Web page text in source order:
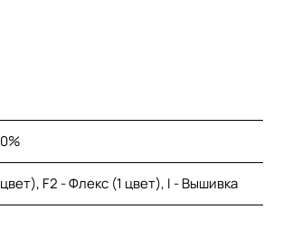
F2 - Флекс (1 цвет), I - Вышивка